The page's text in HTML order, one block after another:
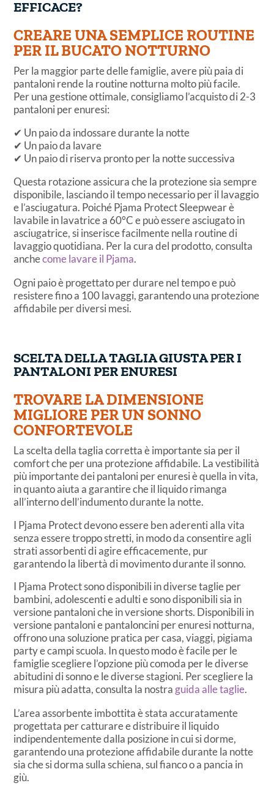
EFFICACE?
CREARE UNA SEMPLICE ROUTINE
PER IL BUCATO NOTTURNO
Per la maggior parte delle famiglie, avere più paia di
pantaloni rende la routine notturna molto più facile.
Per una gestione ottimale, consigliamo l’acquisto di 2-3
pantaloni per enuresi:
✔ Un paio da indossare durante la notte
✔ Un paio da lavare
✔ Un paio di riserva pronto per la notte successiva
Questa rotazione assicura che la protezione sia sempre
disponibile, lasciando il tempo necessario per il lavaggio
e l’asciugatura. Poiché Pjama Protect Sleepwear è
lavabile in lavatrice a 60°C e può essere asciugato in
asciugatrice, si inserisce facilmente nella routine di
lavaggio quotidiana. Per la cura del prodotto, consulta
anchecome lavare il Pjama.
Ogni paio è progettato per durare nel tempo e può
resistere fino a 100 lavaggi, garantendo una protezione
affidabile per diversi mesi.
SCELTA DELLA TAGLIA GIUSTA PER I
PANTALONI PER ENURESI
TROVARE LA DIMENSIONE
MIGLIORE PER UN SONNO
CONFORTEVOLE
La scelta della taglia corretta è importante sia per il
comfort che per una protezione affidabile. La vestibilità
più importante dei pantaloni per enuresi è quella in vita,
in quanto aiuta a garantire che il liquido rimanga
all’interno dell’indumento durante la notte.
I Pjama Protect devono essere ben aderenti alla vita
senza essere troppo stretti, in modo da consentire agli
strati assorbenti di agire efficacemente, pur
garantendo la libertà di movimento durante il sonno.
I Pjama Protect sono disponibili in diverse taglie per
bambini, adolescenti e adulti e sono disponibili sia in
versione pantaloni che in versione shorts. Disponibili in
versione pantaloni e pantaloncini per enuresi notturna,
offrono una soluzione pratica per casa, viaggi, pigiama
party e campi scuola. In questo modo è facile per le
famiglie scegliere l’opzione più comoda per le diverse
abitudini di sonno e le diverse stagioni. Per scegliere la
misura più adatta, consulta la nostra guida alle taglie.
L’area assorbente imbottita è stata accuratamente
progettata per catturare e distribuire il liquido
indipendentemente dalla posizione in cui si dorme,
garantendo una protezione affidabile durante la notte
sia che si dorma sulla schiena, sul fianco o a pancia in
giù.